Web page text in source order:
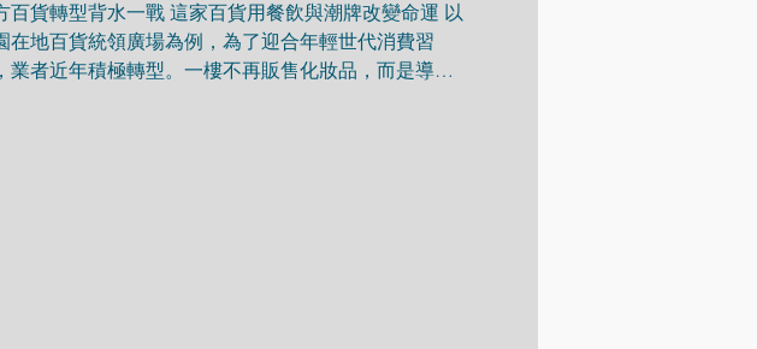
百貨轉型背水一戰 這家百貨用餐飲與潮牌改變命運 以
在地百貨統領廣場為例，為了迎合年輕世代消費習
業者近年積極轉型。一樓不再販售化妝品，而是導入